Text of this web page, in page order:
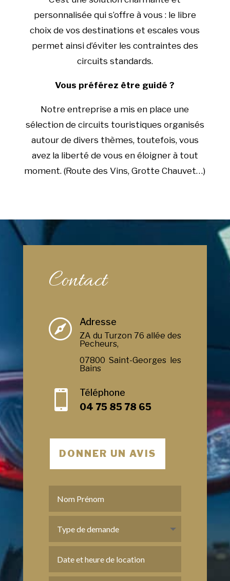
personnalisée qui s’offre à vous : le libre
choix de vos destinations et escales vous
permet ainsi d’éviter les contraintes des
circuits standards.
Vous préférez être guidé ?
Notre entreprise a mis en place une
sélection de circuits touristiques organisés
autour de divers thèmes, toutefois, vous
avez la liberté de vous en éloigner à tout
moment. (Route des Vins, Grotte Chauvet…)
Contact
 Adresse
ZA du Turzon 76 allée des
Pecheurs,
07800 Saint-Georges les
Bains

Téléphone
04 75 85 78 65
DONNER UN AVIS